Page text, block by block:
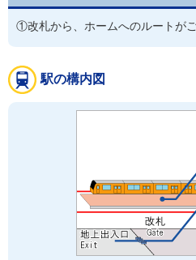
①改札から、ホームへのルートがご
駅の構内図